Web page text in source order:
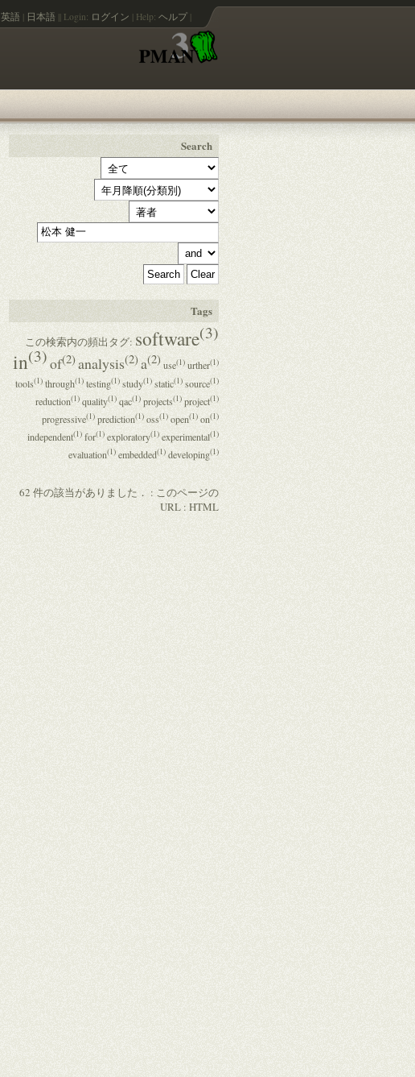
英語 | 日本語 || Login: ログイン | Help: ヘルプ |
Search
Tags
この検索内の頻出タグ: software(3)
in(3)of(2)analysis(2)a(2) use(1) urther(1)
tools(1) through(1) testing(1) study(1) static(1) source(1)
reduction(1) quality(1) qac(1) projects(1) project(1)
progressive(1) prediction(1) oss(1) open(1) on(1)
independent(1) for(1) exploratory(1) experimental(1)
evaluation(1) embedded(1) developing(1)
62 件の該当がありました． : このページの
URL: HTML